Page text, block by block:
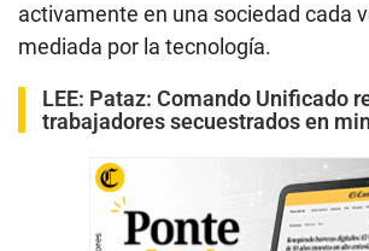
activamente en una sociedad cada
mediada por la tecnología.
LEE: Pataz: Comando Unificado
trabajadores secuestrados en